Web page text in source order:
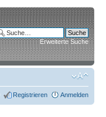
Erweiterte Suche
Registrieren Anmelden